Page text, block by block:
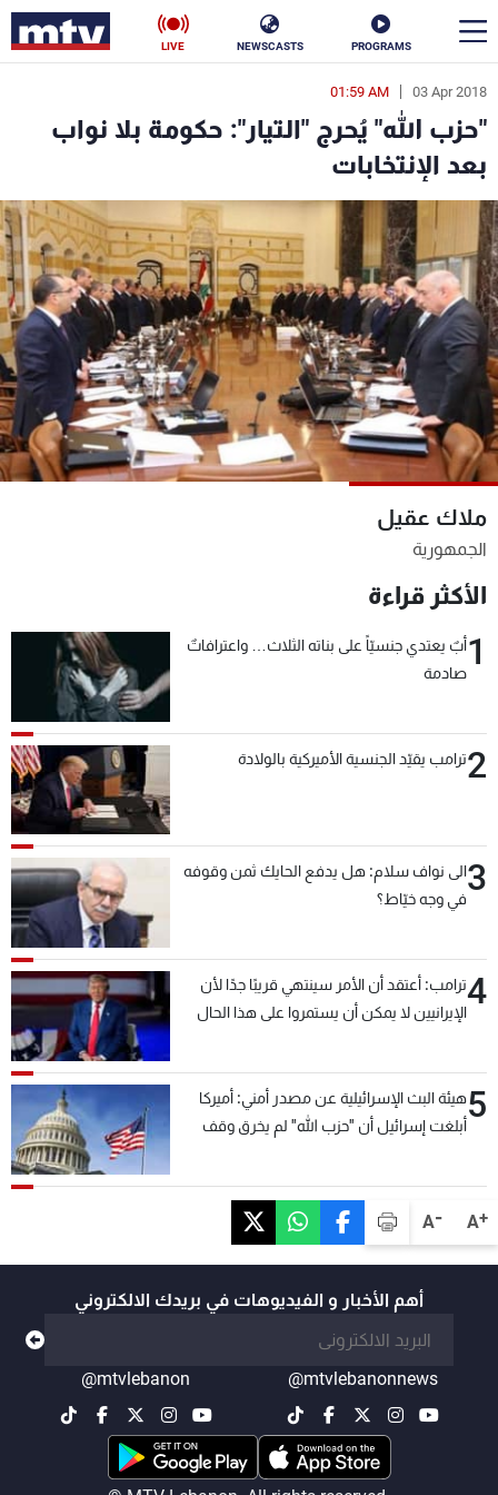
PROGRAMS
NEWSCASTS
LIVE
A+
A-
03 Apr 2018
01:59 AM
"حزب الله" يُحرج "التيار": حكومة بلا نواب
بعد الإنتخابات
ملاك عقيل
الجمهورية
الأكثر قراءة
1أبٌ يعتدي جنسيّاً على بناته الثلاث… واعترافاتٌ
صادمة
2ترامب يقيّد الجنسية الأميركية بالولادة
3الى نواف سلام: هل يدفع الحايك ثمن وقوفه
في وجه خيّاط؟
4ترامب: أعتقد أن الأمر سينتهي قريبًا جدًا لأن
الإيرانيين لا يمكن أن يستمروا على هذا الحال
5هيئة البث الإسرائيلية عن مصدر أمني: أميركا
أبلغت إسرائيل أن "حزب الله" لم يخرق وقف
أهم الأخبار و الفيديوهات في بريدك الالكتروني
@mtvlebanonnews
@mtvlebanon
en
الأخبار
سياسة ناس
إقتصاد فن
منوعات رياضة
كأس العالم
البرامج
جدول البرامج
شاهد البرامج
الترددات
الإنـتـاج
لاعلاناتكم
تواصل معنا
شروط الإسـتخدام
سياسة الخصوصية